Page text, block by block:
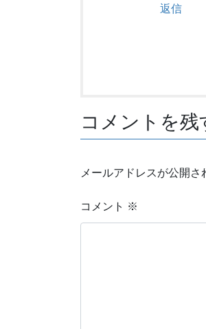
返信
コメントを残
メールアドレスが公開さ
コメント ※